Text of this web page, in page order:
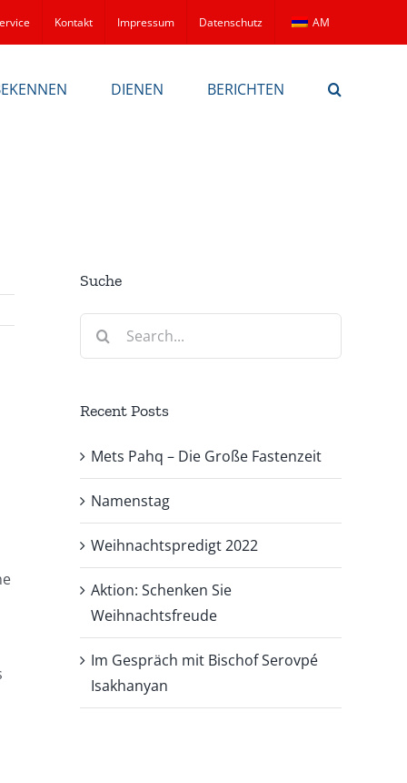
Kontakt Impressum Datenschutz AM
DIENEN BERICHTEN
Suche
Search
Recent Posts
Mets Pahq – Die Große Fastenzeit
Namenstag
Weihnachtspredigt 2022
Aktion: Schenken Sie
Weihnachtsfreude
Im Gespräch mit Bischof Serovpé
Isakhanyan